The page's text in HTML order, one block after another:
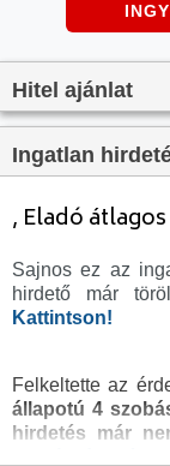
Hány szintes az
Tetőtér:
Pince:
Parkolási lehetőség:
Bútorozottság:
Fényviszony:
Kilátás:
Internet:
Hitel ajánlat
Ingatlan
, Eladó
Sajnos ez az
hirdető már
Kattintson!
Felkeltette az
állapotú 4
hirdetés már